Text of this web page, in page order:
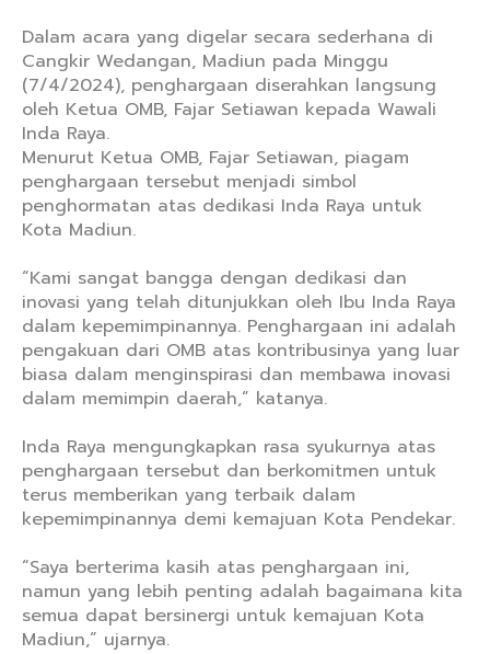
Dalam acara yang digelar secara sederhana di
Cangkir Wedangan, Madiun pada Minggu
(7/4/2024), penghargaan diserahkan langsung
oleh Ketua OMB, Fajar Setiawan kepada Wawali
Inda Raya.
Menurut Ketua OMB, Fajar Setiawan, piagam
penghargaan tersebut menjadi simbol
penghormatan atas dedikasi Inda Raya untuk
Kota Madiun.
“Kami sangat bangga dengan dedikasi dan
inovasi yang telah ditunjukkan oleh Ibu Inda Raya
dalam kepemimpinannya. Penghargaan ini adalah
pengakuan dari OMB atas kontribusinya yang luar
biasa dalam menginspirasi dan membawa inovasi
dalam memimpin daerah,” katanya.
Inda Raya mengungkapkan rasa syukurnya atas
penghargaan tersebut dan berkomitmen untuk
terus memberikan yang terbaik dalam
kepemimpinannya demi kemajuan Kota Pendekar.
“Saya berterima kasih atas penghargaan ini,
namun yang lebih penting adalah bagaimana kita
semua dapat bersinergi untuk kemajuan Kota
Madiun,” ujarnya.